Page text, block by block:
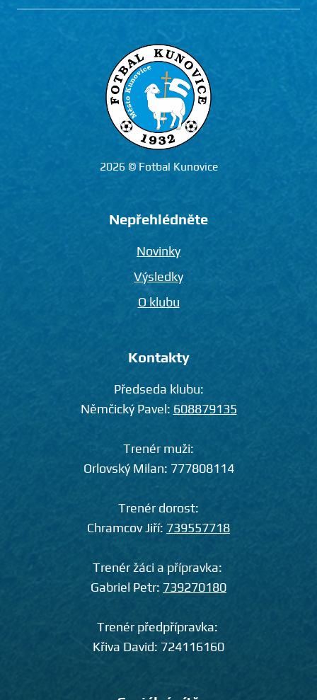
2026 © Fotbal Kunovice
Nepřehlédněte
Novinky
Výsledky
O klubu
Kontakty
Předseda klubu:
Němčický Pavel: 608879135
Trenér muži:
Orlovský Milan: 777808114
Trenér dorost:
Chramcov Jiří: 739557718
Trenér žáci a přípravka:
Gabriel Petr: 739270180
Trenér předpřípravka:
Křiva David: 724116160